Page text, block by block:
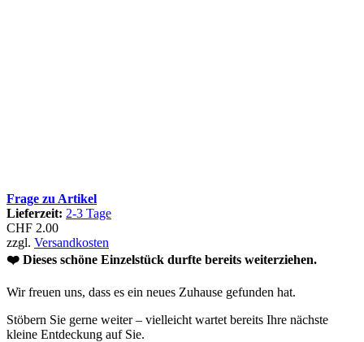
Frage zu Artikel
Lieferzeit: 2-3 Tage
CHF 2.00
zzgl. Versandkosten
❤️ Dieses schöne Einzelstück durfte bereits weiterziehen.
Wir freuen uns, dass es ein neues Zuhause gefunden hat.
Stöbern Sie gerne weiter – vielleicht wartet bereits Ihre nächste
kleine Entdeckung auf Sie.